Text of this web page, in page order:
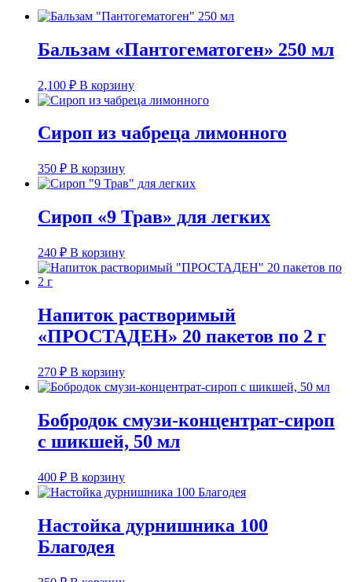
Бальзам «Пантогематоген» 250 мл
2,100 ₽ В корзину
Сироп из чабреца лимонного
350 ₽ В корзину
Сироп «9 Трав» для легких
240 ₽ В корзину
Напиток растворимый
«ПРОСТАДЕН» 20 пакетов по 2 г
270 ₽ В корзину
Бобродок смузи-концентрат-сироп
с шикшей, 50 мл
400 ₽ В корзину
Настойка дурнишника 100
Благодея